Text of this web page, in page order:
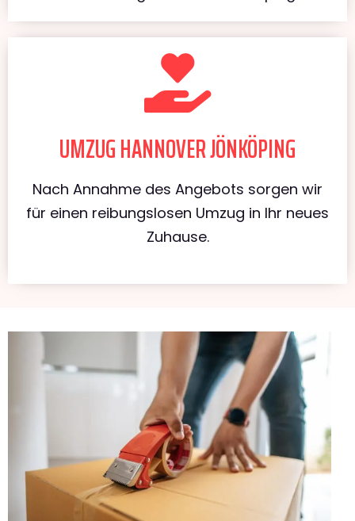
UMZUG HANNOVER JÖNKÖPING
Nach Annahme des Angebots sorgen wir
für einen reibungslosen Umzug in Ihr neues
Zuhause.